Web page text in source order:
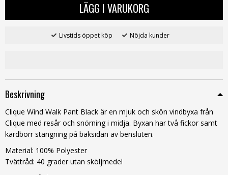
LÄGG I VARUKORG
Livstids öppet köp Nöjda kunder
Beskrivning
Clique Wind Walk Pant Black är en mjuk och skön vindbyxa från
Clique med resår och snörning i midja. Byxan har två fickor samt
kardborr stängning på baksidan av bensluten.
Material: 100% Polyester
Tvättråd: 40 grader utan sköljmedel